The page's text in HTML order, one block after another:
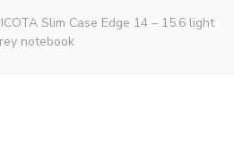
Slim Case Edge 14 – 15.6 light
notebook